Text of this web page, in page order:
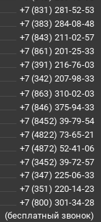
+7 (831) 281-52-53
+7 (383) 284-08-48
+7 (843) 211-02-57
+7 (861) 201-25-33
+7 (391) 216-76-03
+7 (342) 207-98-33
+7 (863) 310-02-03
+7 (846) 375-94-33
+7 (8452) 39-79-54
+7 (4822) 73-65-21
+7 (4872) 52-41-06
+7 (3452) 39-72-57
+7 (347) 225-06-33
+7 (351) 220-14-23
+7 (800) 301-34-28
(бесплатный звонок)